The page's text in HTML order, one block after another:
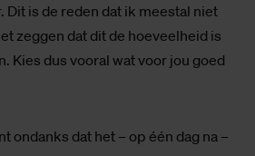
Dit is de reden dat ik meestal niet
zeggen dat dit de hoeveelheid is
Kies dus vooral wat voor jou goed
ondanks dat het – op één dag na –